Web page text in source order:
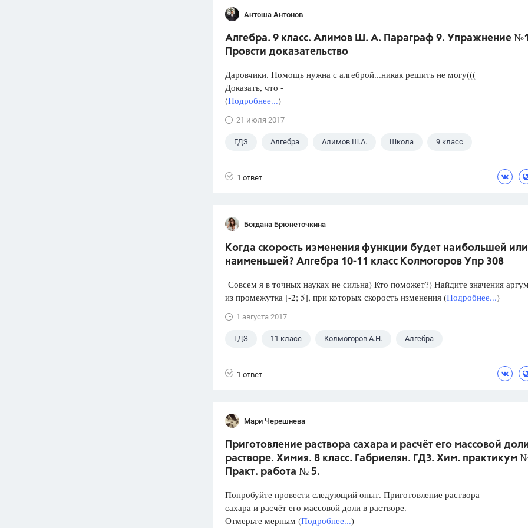
Антоша Антонов
Алгебра. 9 класс. Алимов Ш. А. Параграф 9. Упражнение
Провсти доказательство
Даровчики. Помощь нужна с алгеброй...никак решить не могу(((
Доказать, что -
(Подробнее...)
21 июля 2017
ГДЗ Алгебра Алимов Ш.А. Школа 9 класс
1 ответ
Богдана Брюнеточкина
Когда скорость изменения функции будет наибольшей или
наименьшей? Алгебра 10-11 класс Колмогоров Упр 308
Совсем я в точных науках не сильна) Кто поможет?) Найдите значения
из промежутка [-2; 5], при которых скорость изменения (Подробнее...)
1 августа 2017
ГДЗ 11 класс Колмогоров А.Н. Алгебра
1 ответ
Мари Черешнева
Приготовление раствора сахара и расчёт его массовой
растворе. Химия. 8 класс. Габриелян. ГДЗ. Хим. практикум
Практ. работа № 5.
Попробуйте провести следующий опыт. Приготовление раствора
сахара и расчёт его массовой доли в растворе.
Отмерьте мерным (Подробнее...)